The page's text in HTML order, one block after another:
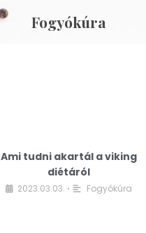
Fogyókúra
Ami tudni akartál a viking
diétáról
2023.03.03. • Fogyókúra